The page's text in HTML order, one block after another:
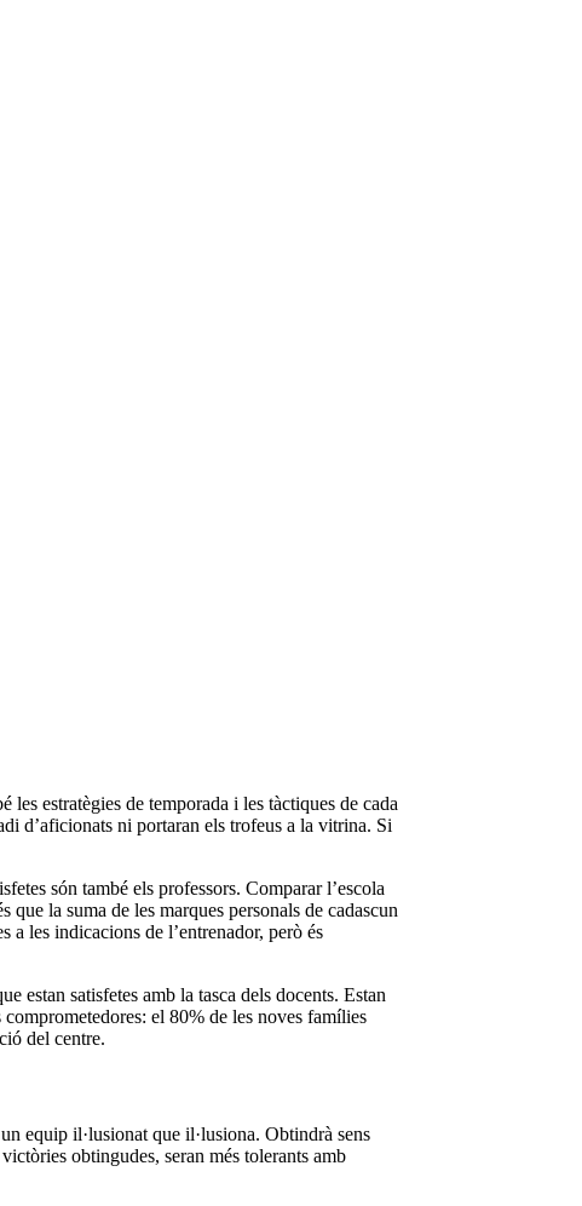
estratègies de temporada i les tàctiques de cada
d’aficionats ni portaran els trofeus a la vitrina. Si
són també els professors. Comparar l’escola
la suma de les marques personals de cadascun
a les indicacions de l’entrenador, però és
estan satisfetes amb la tasca dels docents. Estan
el 80% de les noves famílies
del centre.
equip il·lusionat que il·lusiona. Obtindrà sens
obtingudes, seran més tolerants amb